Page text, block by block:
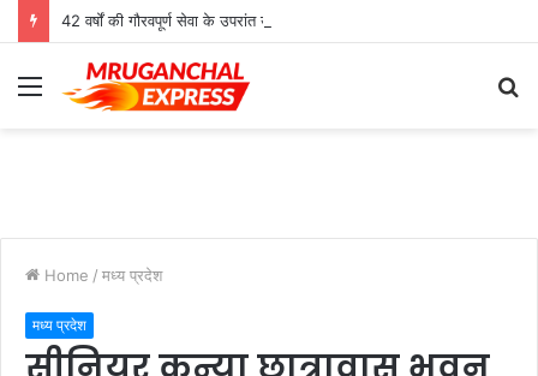
Menu
Home / मध्य प्रदेश
मध्य प्रदेश